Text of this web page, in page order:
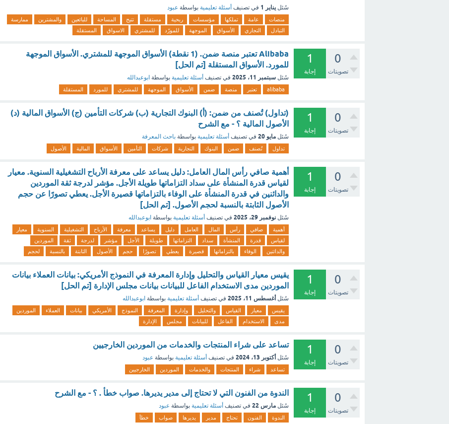
سُئل يناير 1 في تصنيف أسئلة تعليمية بواسطة عبود
منصات عامة تملكها مؤسسات ربحية مستقلة تتيح المساحة للبائعين والمشترين
ممارسة
التبادل
التجاري الأسواق الموجهة للمورّد للمشتري الاسواق المستقلة
0
تصويتات
1
إجابة
Alibaba تعتبر منصة ضمن. (1 نقطة) الأسواق الموجهة للمشتري. الأسواق الموجهة
للمورد. الأسواق المستقلة [تم الحل]
سُئل سبتمبر 11، 2025 في تصنيف أسئلة تعليمية بواسطة ابوعبدالله
alibaba تعتبر منصة ضمن الأسواق الموجهة للمشتري للمورد المستقلة
0
تصويتات
1
إجابة
(تداول) تُصنف من ضمن: (أ) البنوك التجارية (ب) شركات التأمين (ج) الأسواق المالية (د)
الأصول المالية ؟ - مع الشرح
سُئل مايو 20 في تصنيف أسئلة تعليمية بواسطة باحث المعرفة
تداول تُصنف ضمن البنوك التجارية شركات التأمين الأسواق المالية الأصول
0
تصويتات
1
إجابة
أهمية صافي رأس المال العامل: دليل يساعد على معرفة الأرباح التشغيلية السنوية. معيار
لقياس قدرة المنشأة على سداد التزاماتها طويلة الأجل. مؤشر لدرجة ثقة الموردين
والدائنين في قدرة المنشأة على الوفاء بالتزاماتها قصيرة الأجل. يعطي تصورًا عن حجم
الأصول الثابتة بالنسبة لحجم الأصول. [تم الحل]
سُئل نوفمبر 29، 2025 في تصنيف أسئلة تعليمية بواسطة ابوعبدالله
أهمية صافي رأس المال العامل دليل يساعد معرفة الأرباح التشغيلية السنوية
معيار
لقياس
قدرة المنشأة سداد التزاماتها طويلة الأجل مؤشر لدرجة ثقة
الموردين
والدائنين
الوفاء بالتزاماتها قصيرة يعطي تصورًا حجم الأصول الثابتة بالنسبة لحجم
0
تصويتات
1
إجابة
يقيس معيار القياس والتحليل وإدارة المعرفة في النموذج الأمريكي: بيانات العملاء بيانات
الموردين مدى الاستخدام الفاعل للبيانات بيانات مجلس الإدارة [تم الحل]
سُئل أغسطس 11، 2025 في تصنيف أسئلة تعليمية بواسطة ابوعبدالله
يقيس معيار القياس والتحليل وإدارة المعرفة النموذج الأمريكي بيانات العملاء
الموردين
مدى
الاستخدام الفاعل للبيانات مجلس الإدارة
0
تصويتات
1
إجابة
تساعد على شراء المنتجات والخدمات من الموردين الخارجيين
سُئل أكتوبر 13، 2024 في تصنيف أسئلة تعليمية بواسطة عبود
تساعد شراء المنتجات والخدمات الموردين الخارجيين
0
تصويتات
1
إجابة
الندوة من الفنون التي لا تحتاج إلى مدير يديرها. صواب خطأ . ؟ - مع الشرح
سُئل مارس 22 في تصنيف أسئلة تعليمية بواسطة عبود
الندوة الفنون تحتاج مدير يديرها صواب خطأ